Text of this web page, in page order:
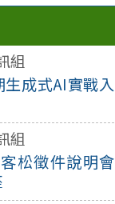
組
生成式AI實戰入
組
松徵件說明會